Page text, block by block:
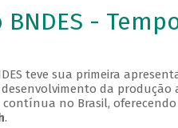
-
teve sua primeira
da produção
no Brasil,
.